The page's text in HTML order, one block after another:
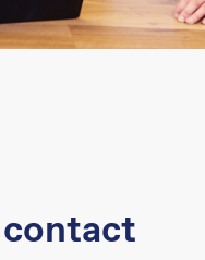
contact